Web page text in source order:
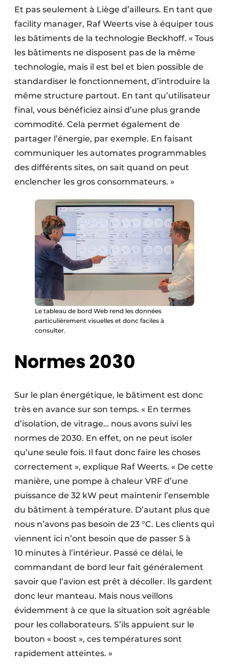
Et pas seulement à Liège d’ailleurs. En tant que
facility manager, Raf Weerts vise à équiper tous
les bâtiments de la technologie Beckhoff. « Tous
les bâtiments ne disposent pas de la même
technologie, mais il est bel et bien possible de
standardiser le fonctionnement, d’introduire la
même structure partout. En tant qu’utilisateur
final, vous bénéficiez ainsi d’une plus grande
commodité. Cela permet également de
partager l’énergie, par exemple. En faisant
communiquer les automates programmables
des différents sites, on sait quand on peut
enclencher les gros consommateurs. »
Le tableau de bord Web rend les données
particulièrement visuelles et donc faciles à
consulter.
Normes 2030
Sur le plan énergétique, le bâtiment est donc
très en avance sur son temps. « En termes
d’isolation, de vitrage… nous avons suivi les
normes de 2030. En effet, on ne peut isoler
qu’une seule fois. Il faut donc faire les choses
correctement », explique Raf Weerts. « De cette
manière, une pompe à chaleur VRF d’une
puissance de 32 kW peut maintenir l’ensemble
du bâtiment à température. D’autant plus que
nous n’avons pas besoin de 23 °C. Les clients qui
viennent ici n’ont besoin que de passer 5 à
10 minutes à l’intérieur. Passé ce délai, le
commandant de bord leur fait généralement
savoir que l’avion est prêt à décoller. Ils gardent
donc leur manteau. Mais nous veillons
évidemment à ce que la situation soit agréable
pour les collaborateurs. S’ils appuient sur le
bouton « boost », ces températures sont
rapidement atteintes. »